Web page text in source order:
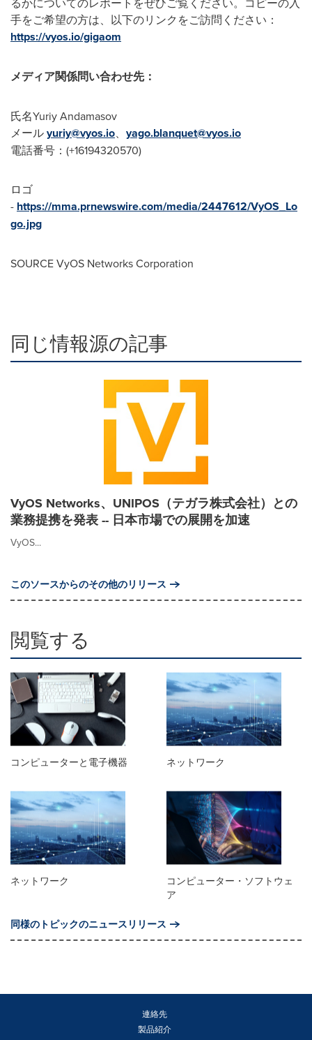
手をご希望の方は、以下のリンクをご訪問ください：
https://vyos.io/gigaom
メディア関係問い合わせ先：
氏名Yuriy Andamasov
メールyuriy@vyos.io、 yago.blanquet@vyos.io
電話番号：(+16194320570)
ロゴ
- https://mma.prnewswire.com/media/2447612/VyOS_Lo
go.jpg
SOURCE VyOS Networks Corporation
同じ情報源の記事
VyOS Networks、UNIPOS（テガラ株式会社）との
業務提携を発表 -- 日本市場での展開を加速
VyOS...
このソースからのその他のリリース
閲覧する
コンピューターと電子機器 ネットワーク
ネットワーク
コンピューター・ソフトウェ
ア
同様のトピックのニュースリリース
連絡先
製品紹介